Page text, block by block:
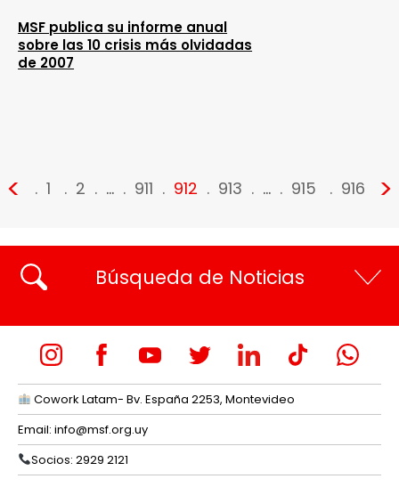
MSF publica su informe anual
sobre las 10 crisis más olvidadas
de 2007
< 1 2 … 911 912 913 … 915 916 >
Búsqueda de Noticias
Cowork Latam- Bv. España 2253, Montevideo
Email: info@msf.org.uy
Socios: 2929 2121